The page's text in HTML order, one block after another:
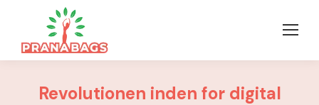
Revolutionen inden for digital